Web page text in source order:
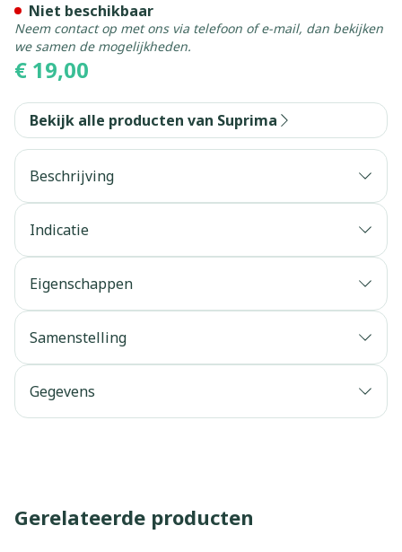
€ 19,00
Niet beschikbaar
Neem contact op met ons via telefoon of e-mail, dan bekijken
we samen de mogelijkheden.
Bekijk alle producten van Suprima
Beschrijving
Indicatie
Eigenschappen
Samenstelling
Gegevens
Gerelateerde producten